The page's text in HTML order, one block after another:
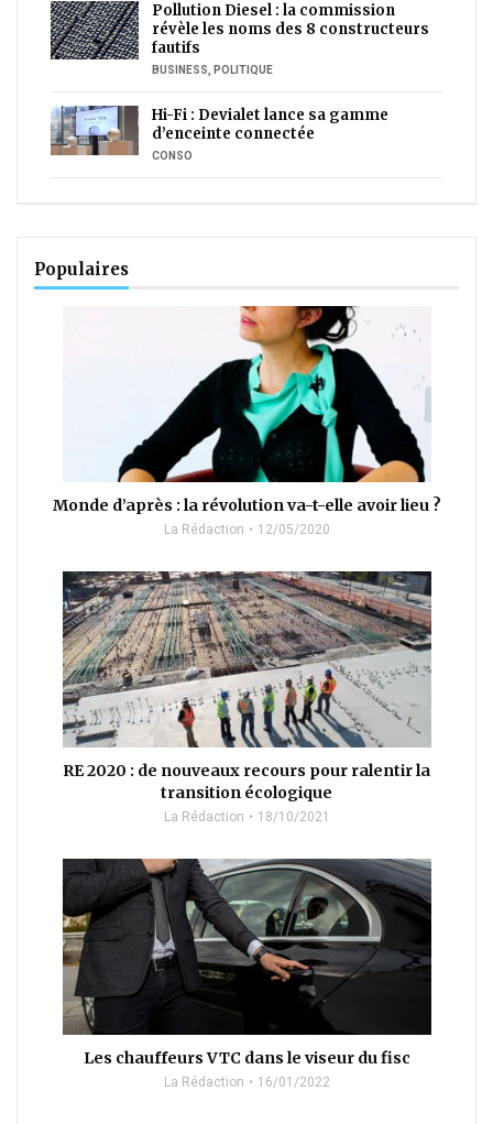
Pollution Diesel : la commission
révèle les noms des 8 constructeurs
fautifs
BUSINESS POLITIQUE
Hi-Fi : Devialet lance sa gamme
d’enceinte connectée
CONSO
Populaires
Monde d’après : la révolution va-t-elle avoir lieu ?
La Rédaction 12/05/2020
RE 2020 : de nouveaux recours pour ralentir la
transition écologique
La Rédaction 18/10/2021
Les chauffeurs VTC dans le viseur du fisc
La Rédaction 16/01/2022